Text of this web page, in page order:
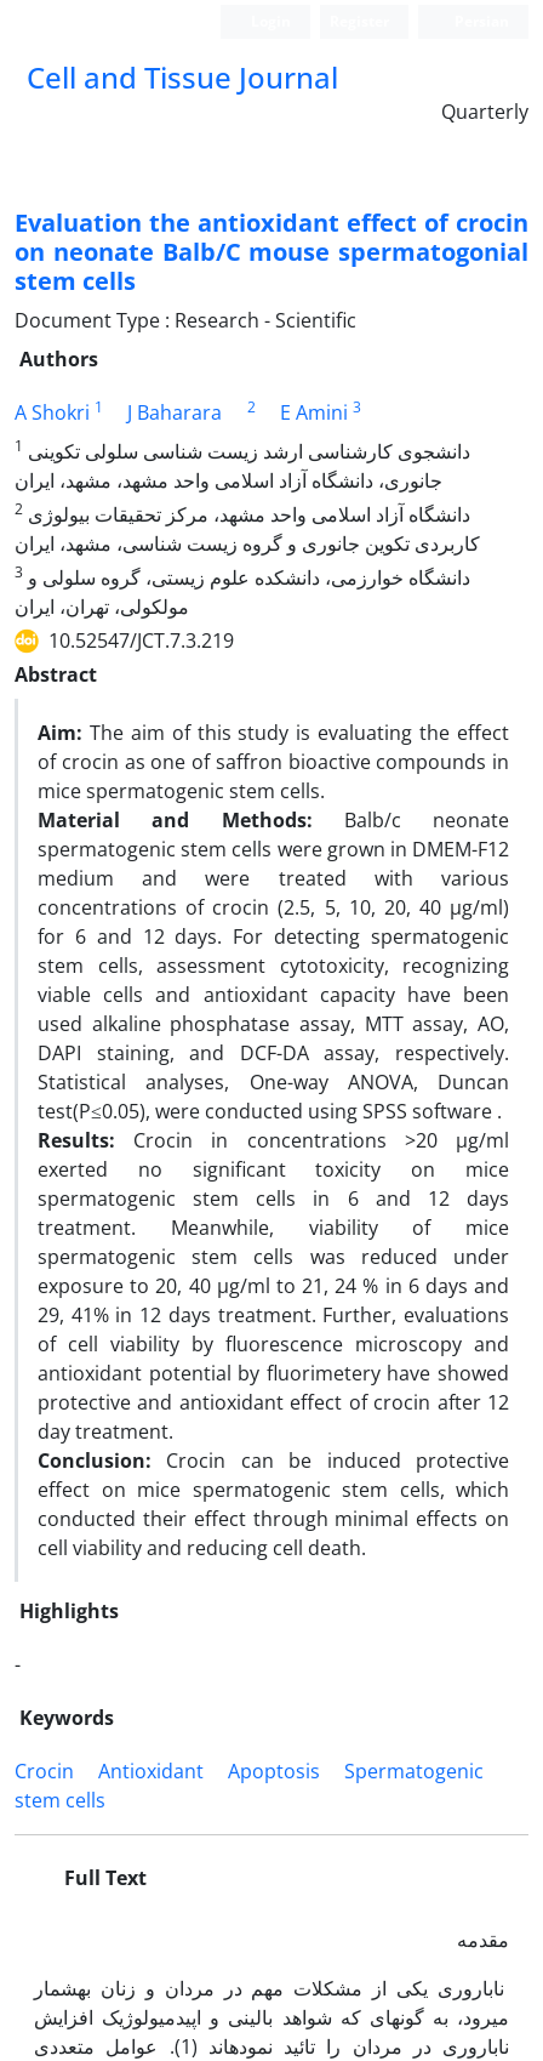
Cell and Tissue Journal
Quarterly
Evaluation the antioxidant effect of crocin
on neonate Balb/C mouse spermatogonial
stem cells
Document Type : Research - Scientific
Authors
A Shokri 1 J Baharara 2 E Amini 3
1
جانوری، دانشگاه آزاد اسلامی واحد مشهد، مشهد، ایران
2
کاربردی تکوین جانوری و گروه زیست شناسی، مشهد، ایران
3
مولکولی، تهران، ایران
10.52547/JCT.7.3.219
Abstract
Aim: The aim of this study is evaluating the effect
of crocin as one of saffron bioactive compounds in
mice spermatogenic stem cells.
Material and Methods: Balb/c neonate
spermatogenic stem cells were grown in DMEM-F12
medium and were treated with various
concentrations of crocin (2.5, 5, 10, 20, 40 µg/ml)
for 6 and 12 days. For detecting spermatogenic
stem cells, assessment cytotoxicity, recognizing
viable cells and antioxidant capacity have been
used alkaline phosphatase assay, MTT assay, AO,
DAPI staining, and DCF-DA assay, respectively.
Statistical analyses, One-way ANOVA, Duncan
test(P≤0.05), were conducted using SPSS software .
Results: Crocin in concentrations >20 µg/ml
exerted no significant toxicity on mice
spermatogenic stem cells in 6 and 12 days
treatment. Meanwhile, viability of mice
spermatogenic stem cells was reduced under
exposure to 20, 40 µg/ml to 21, 24 % in 6 days and
29, 41% in 12 days treatment. Further, evaluations
of cell viability by fluorescence microscopy and
antioxidant potential by fluorimetery have showed
protective and antioxidant effect of crocin after 12
day treatment.
Conclusion: Crocin can be induced protective
effect on mice spermatogenic stem cells, which
conducted their effect through minimal effects on
cell viability and reducing cell death.
Highlights
-
Keywords
Crocin
Antioxidant Apoptosis
Spermatogenic
stem cells
Full Text
مقدمه
ناباروری یکی از مشکلات مهم در مردان و زنان به‏شمار
می‏رود، به گونه‏ای که شواهد بالینی و اپیدمیولوژیک افزایش
ناباروری در مردان را تائید نموده‏اند (1). عوامل متعددی